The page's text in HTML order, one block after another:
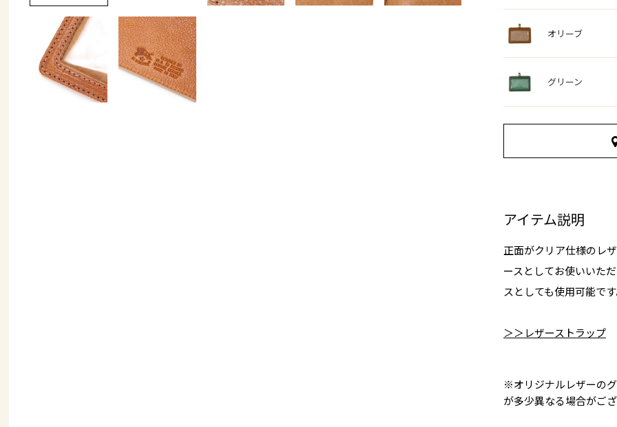
オリーブ
グリーン
アイテム説明
正面がクリア仕様のレ
ースとしてお使いいた
スとしても使用可能で
＞＞レザーストラップ
※オリジナルレザーの
が多少異なる場合がご